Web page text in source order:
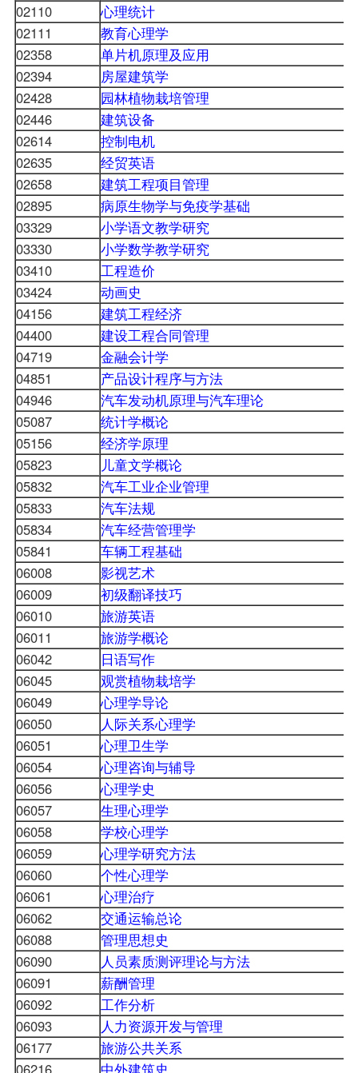
02110
心理统计
02111
教育心理学
02358
单片机原理及应用
02394
房屋建筑学
02428
园林植物栽培管理
02446
建筑设备
02614
控制电机
02635
经贸英语
02658
建筑工程项目管理
02895
病原生物学与免疫学基础
03329
小学语文教学研究
03330
小学数学教学研究
03410
工程造价
03424
动画史
04156
建筑工程经济
04400
建设工程合同管理
04719
金融会计学
04851
产品设计程序与方法
04946
汽车发动机原理与汽车理论
05087
统计学概论
05156
经济学原理
05823
儿童文学概论
05832
汽车工业企业管理
05833
汽车法规
05834
汽车经营管理学
05841
车辆工程基础
06008
影视艺术
06009
初级翻译技巧
06010
旅游英语
06011
旅游学概论
06042
日语写作
06045
观赏植物栽培学
06049
心理学导论
06050
人际关系心理学
06051
心理卫生学
06054
心理咨询与辅导
06056
心理学史
06057
生理心理学
06058
学校心理学
06059
心理学研究方法
06060
个性心理学
06061
心理治疗
06062
交通运输总论
06088
管理思想史
06090
人员素质测评理论与方法
06091
薪酬管理
06092
工作分析
06093
人力资源开发与管理
06177
旅游公共关系
06216
中外建筑史